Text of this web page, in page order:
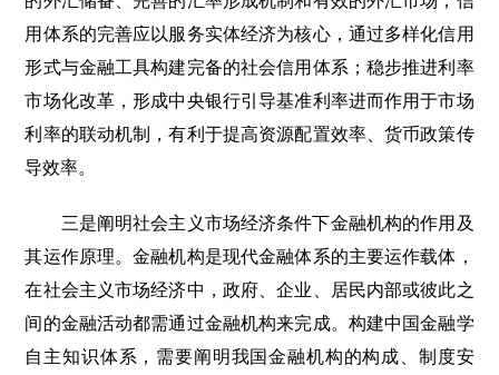
用体系的完善应以服务实体经济为核心，通过多样化信用
形式与金融工具构建完备的社会信用体系；稳步推进利率
市场化改革，形成中央银行引导基准利率进而作用于市场
利率的联动机制，有利于提高资源配置效率、货币政策传
导效率。
三是阐明社会主义市场经济条件下金融机构的作用及
其运作原理。金融机构是现代金融体系的主要运作载体，
在社会主义市场经济中，政府、企业、居民内部或彼此之
间的金融活动都需通过金融机构来完成。构建中国金融学
自主知识体系，需要阐明我国金融机构的构成、制度安